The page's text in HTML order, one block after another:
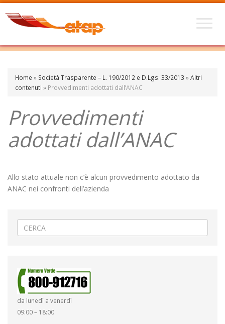
Home » Società Trasparente – L. 190/2012 e D.Lgs. 33/2013 »Altri
contenuti » Provvedimenti adottati dall’ANAC
Provvedimenti
adottati dall’ANAC
Allo stato attuale non c’è alcun provvedimento adottato da
ANAC nei confronti dell’azienda
da lunedì a venerdì
09:00 – 18:00